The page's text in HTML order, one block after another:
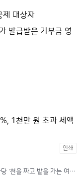
제 대상자
발급받은 기부금 영
1천만 원 초과 세액
인쇄
[모집] 포럼 생명자유공동체 2023년 네 번째 대화마당 '천을 짜고 밭을 가는 여성들과 커먼즈' (~12/14까지)